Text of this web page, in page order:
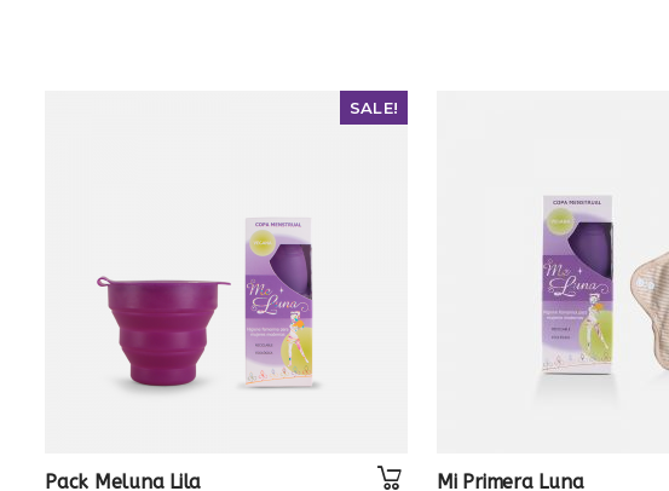
SALE!
Pack Meluna Lila Mi Primera Luna